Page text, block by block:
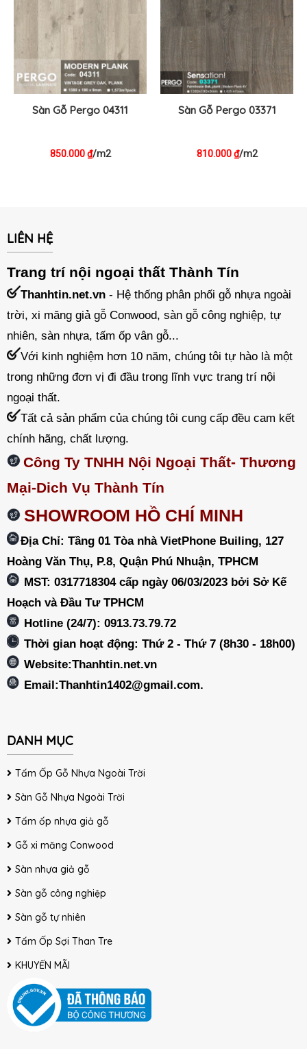
Sàn Gỗ Pergo 04311
850.000₫/m2
Sàn Gỗ Pergo 03371
810.000₫/m2
LIÊN HỆ
Trang trí nội ngoại thất Thành Tín
Thanhtin.net.vn - Hệ thống phân phối gỗ nhựa ngoài
trời, xi măng giả gỗ Conwood, sàn gỗ công nghiệp, tự
nhiên, sàn nhựa, tấm ốp vân gỗ...
Với kinh nghiệm hơn 10 năm, chúng tôi tự hào là một
trong những đơn vị đi đầu trong lĩnh vực trang trí nội
ngoại thất.
Tất cả sản phẩm của chúng tôi cung cấp đều cam kết
chính hãng, chất lượng.
Công Ty TNHH Nội Ngoại Thất- Thương
Mại-Dich Vụ Thành Tín
SHOWROOM HỒ CHÍ MINH
Địa Chỉ: Tầng 01 Tòa nhà VietPhone Builing, 127
Hoàng Văn Thụ, P.8, Quận Phú Nhuận, TPHCM
MST: 0317718304 cấp ngày 06/03/2023 bởi Sở Kế
Hoạch và Đầu Tư TPHCM
Hotline (24/7): 0913.73.79.72
Thời gian hoạt động: Thứ 2 - Thứ 7 (8h30 - 18h00)
Website:Thanhtin.net.vn
Email:Thanhtin1402@gmail.com.
DANH MỤC
Tấm Ốp Gỗ Nhựa Ngoài Trời
Sàn Gỗ Nhựa Ngoài Trời
Tấm ốp nhựa giả gỗ
Gỗ xi măng Conwood
Sàn nhựa giả gỗ
Sàn gỗ công nghiệp
Sàn gỗ tự nhiên
Tấm Ốp Sợi Than Tre
KHUYẾN MÃI